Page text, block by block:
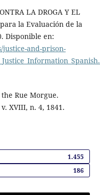
LA DROGA Y EL
la Evaluación de la
Disponible en:
and-prison-
Rue Morgue.
XVIII, n. 4, 1841.
1.455
186